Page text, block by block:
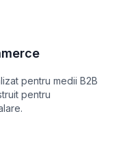
pentru medii B2B
pentru